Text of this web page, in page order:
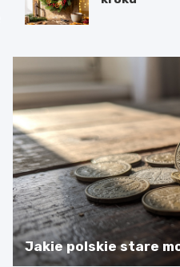
Jakie polskie stare